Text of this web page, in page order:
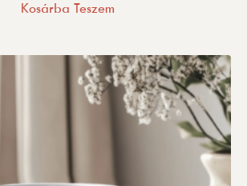
Kosárba Teszem